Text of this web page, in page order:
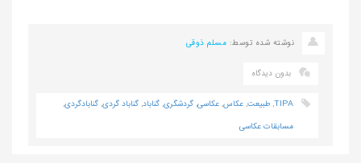
نوشته شده توسط: مسلم ذوقی
بدون دیدگاه
TIPA
, طبیعت, عکاس, عکاسی, گردشگری, گناباد, گناباد گردی, گنابادگردی,
مسابقات عکاسی